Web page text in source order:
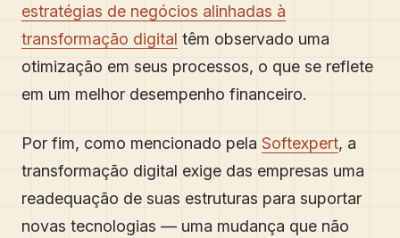
estratégias de negócios alinhadas à
transformação digital têm observado uma
otimização em seus processos, o que se reflete
em um melhor desempenho financeiro.
Por fim, como mencionado pela Softexpert, a
transformação digital exige das empresas uma
readequação de suas estruturas para suportar
novas tecnologias — uma mudança que não